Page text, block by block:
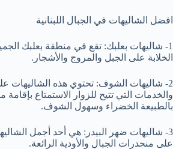
افضل الشاليهات في الجبال اللبنانية
1- شاليهات بعلبك: تقع في منطقة بعلبك
الخلابة على الجبل والمروج والأشجار.
2- شاليهات الشوف: تحتوي هذه الشاليهات
والخدمات التي تتيح للزوار الاستمتاع
بالطبيعة الخضراء وسهول الشوف.
3- شاليهات ضهر البيدر: هي أحد أجمل
على منحدرات الجبال والأودية الرائعة.